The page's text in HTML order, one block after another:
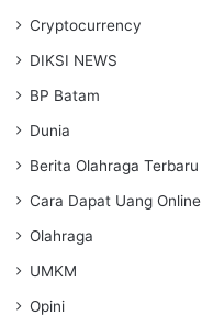
Cryptocurrency
DIKSI NEWS
BP Batam
Dunia
Berita Olahraga Terbaru
Cara Dapat Uang Online
Olahraga
UMKM
Opini